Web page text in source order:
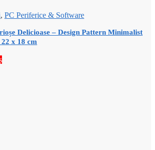
, PC Periferice & Software
Delicioase – Design Pattern Minimalist
x 18 cm